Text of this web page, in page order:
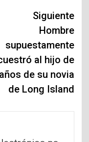
Siguiente
Hombre
supuestamente
al hijo de
de su novia
de Long Island